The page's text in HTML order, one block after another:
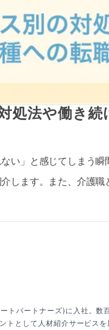
処法や働き
い」と感じてしまう瞬
します。また、介護
トパートナーズ)に入社。数
として人材紹介サービス